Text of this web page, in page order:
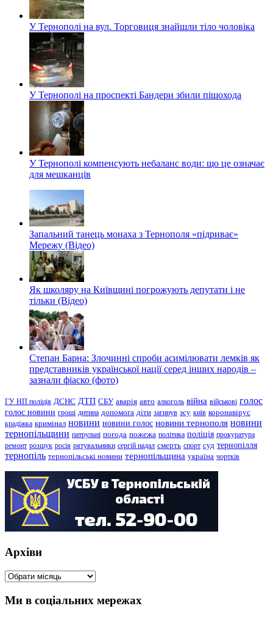
У Тернополі на вул. Торговиця знайшли тіло чоловіка
У Тернополі на проспекті Бандери збили пішохода
У Тернополі компенсують небаланс води: що це означає
для мешканців
Запальний танець монаха з Тернополя «підриває»
Мережу (Відео)
Як школяру на Київщині погрожують депутати і не
тільки (Відео)
Степан Барна: Злочинні спроби асимілювати лемків як
представників української нації серед інших народів –
зазнали фіаско (фото)
ГУ НП поліція ДСНС ДТП СБУ аварія авто алкоголь війна військові голос
голос новини гроші дитина допомога діти загинув зсу київ коронавірус
крадіжка кримінал новини новини голос новини тернополя новини
тернопільщини патрульні погода пожежа політика поліція прокуратура
ремонт розшук росія рятувальники сергій надал смерть спорт суд тернопілля
тернопіль тернопільські новини тернопільщина україна чортків
Архіви
Архіви
Ми в соціальних мережах